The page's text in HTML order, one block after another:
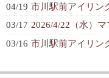
04/19 市川駅前アイリン
03/17 2026/4/22（水）マ
03/16 市川駅前アイリン